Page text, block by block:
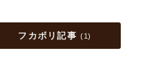
フカボリ記事 (1)